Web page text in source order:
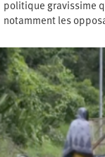
politique gravissime
notamment les